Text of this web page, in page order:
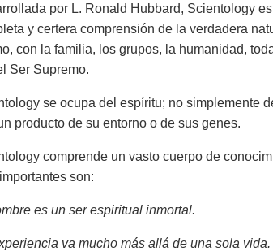
por L. Ronald Hubbard, Scientology
y certera comprensión de la verdadera
con la familia, los grupos, la humanidad,
Ser Supremo.
se ocupa del espíritu; no simplemente
producto de su entorno o de sus genes.
comprende un vasto cuerpo de
son:
es un ser espiritual inmortal.
va mucho más allá de una sola vida.